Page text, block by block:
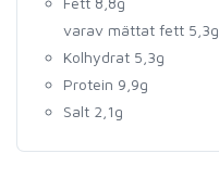
varav mättat fett 5,3g
Kolhydrat 5,3g
Protein 9,9g
Salt 2,1g